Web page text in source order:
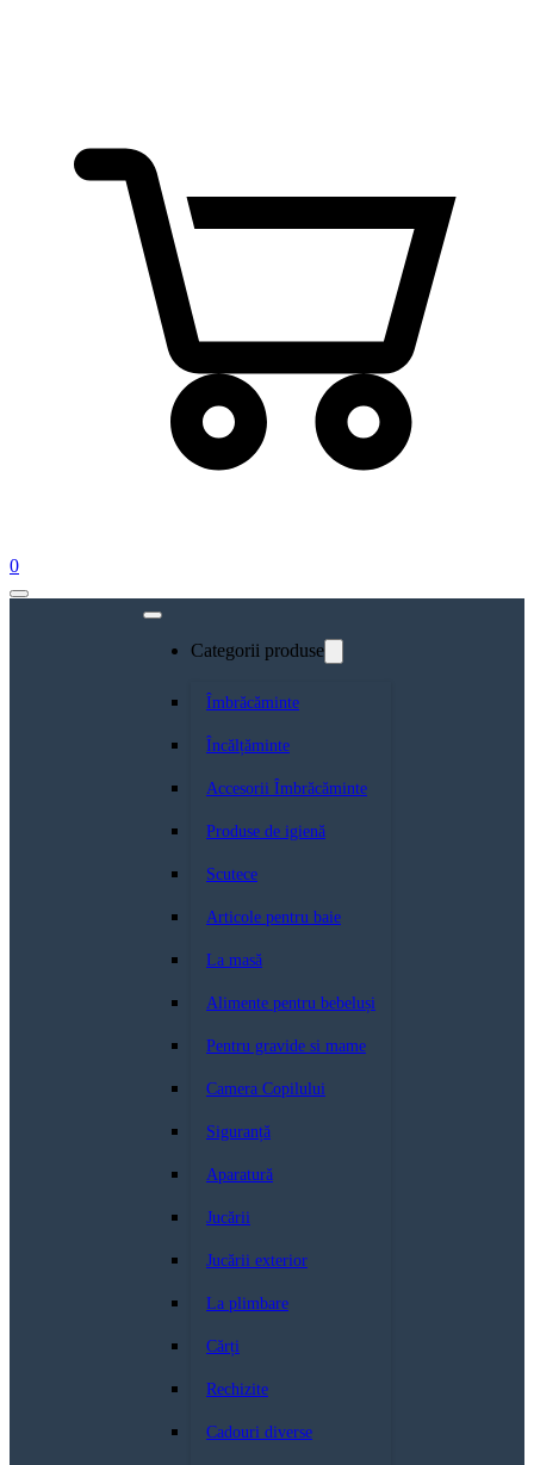
0
Categorii produse
Îmbrăcăminte
Încălțăminte
Accesorii Îmbrăcăminte
Produse de igienă
Scutece
Articole pentru baie
La masă
Alimente pentru bebeluși
Pentru gravide si mame
Camera Copilului
Siguranță
Aparatură
Jucării
Jucării exterior
La plimbare
Cărți
Rechizite
Cadouri diverse